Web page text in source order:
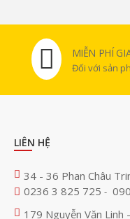
MIỄN PHÍ
Đối với sản
LIÊN HỆ
34 - 36 Phan Châu
0236 3 825 725 -
179 Nguyễn Văn Linh